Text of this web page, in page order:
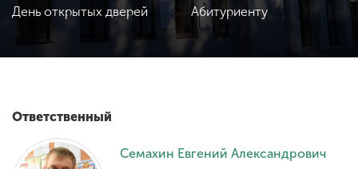
Студенческая жизнь
образовательной
День открытых дверей
Абитуриенту
Ответственный
Семахин Евгений Александрович